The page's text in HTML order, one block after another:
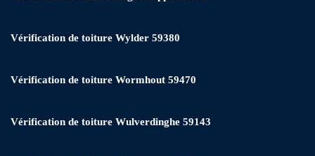
Vérification de toiture Wylder 59380
Vérification de toiture Wormhout 59470
Vérification de toiture Wulverdinghe 59143